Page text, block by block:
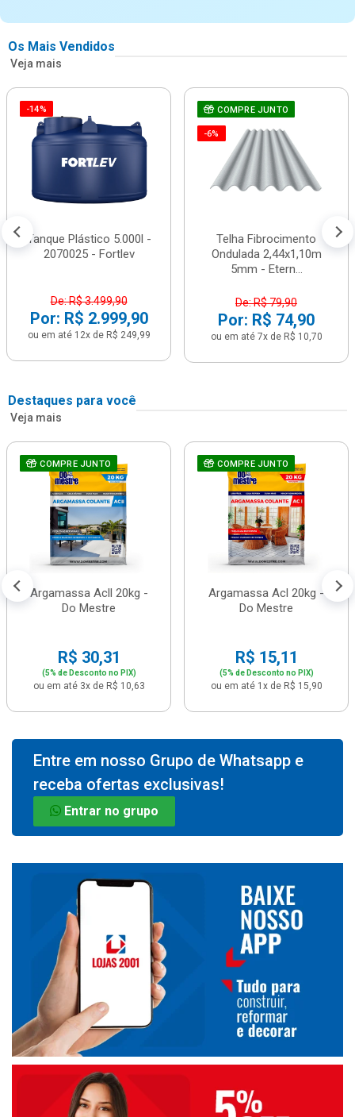
Os Mais Vendidos
Veja mais
-14%
Tanque Plástico 5.000l -
2070025 - Fortlev
De: R$ 3.499,90
Por: R$ 2.999,90
ou em até 12x de R$ 249,99
COMPRE JUNTO
-6%
Telha Fibrocimento
Ondulada 2,44x1,10m
5mm - Etern...
De: R$ 79,90
Por: R$ 74,90
ou em até 7x de R$ 10,70
Destaques para você
Veja mais
COMPRE JUNTO
Argamassa Acll 20kg -
Do Mestre
R$ 30,31
(5% de Desconto no PIX)
ou em até 3x de R$ 10,63
COMPRE JUNTO
Argamassa Acl 20kg -
Do Mestre
R$ 15,11
(5% de Desconto no PIX)
ou em até 1x de R$ 15,90
Entre em nosso Grupo de Whatsapp e
receba ofertas exclusivas!
Entrar no grupo